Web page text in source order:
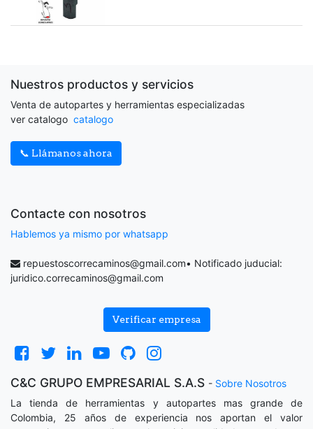
Nuestros productos y servicios
Venta de autopartes y herramientas especializadas
ver catalogo catalogo
📞 Llámanos ahora
Contacte con nosotros
Hablemos ya mismo por whatsapp
repuestoscorrecaminos@gmail.com• Notificado juducial:
juridico.correcaminos@gmail.com
Verificar empresa
C&C GRUPO EMPRESARIAL S.A.S - Sobre Nosotros
La tienda de herramientas y autopartes mas grande de
Colombia, 25 años de experiencia nos aportan el valor